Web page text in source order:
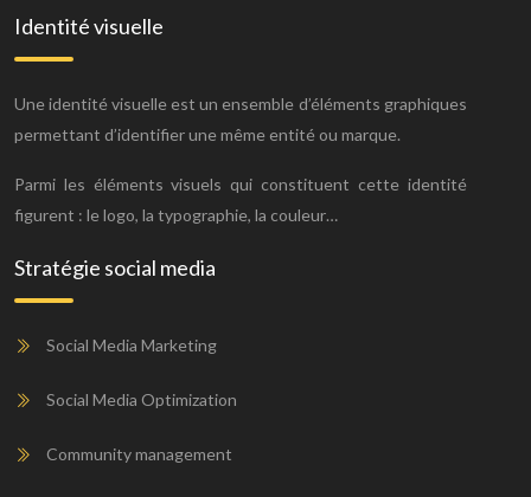
Identité visuelle
Une identité visuelle est un ensemble d’éléments graphiques
permettant d’identifier une même entité ou marque.
Parmi les éléments visuels qui constituent cette identité
figurent : le logo, la typographie, la couleur…
Stratégie social media
Social Media Marketing
Social Media Optimization
Community management